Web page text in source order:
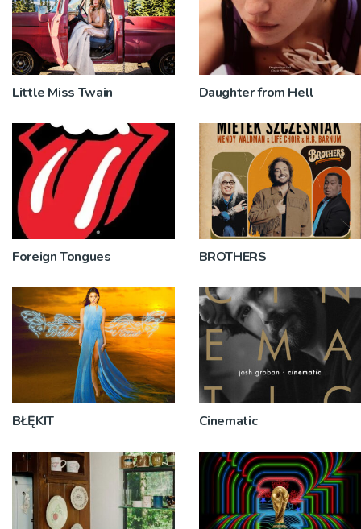
Little Miss Twain Daughter from Hell
Foreign Tongues BROTHERS
BŁĘKIT Cinematic